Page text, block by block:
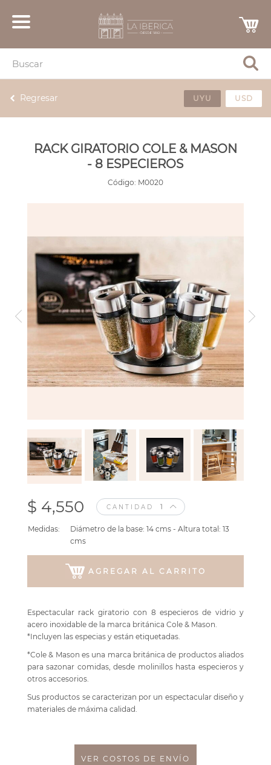
Regresar UYU USD
RACK GIRATORIO COLE & MASON
- 8 ESPECIEROS
Código: M0020
$ 4,550 CANTIDAD
Medidas:
Diámetro de la base: 14 cms - Altura total: 13
cms
AGREGAR AL CARRITO
Espectacular rack giratorio con 8 especieros de vidrio y
acero inoxidable de la marca británica Cole & Mason.
*Incluyen las especias y están etiquetadas.
*Cole & Mason es una marca británica de productos aliados
para sazonar comidas, desde molinillos hasta especieros y
otros accesorios.
Sus productos se caracterizan por un espectacular diseño y
materiales de máxima calidad.
VER COSTOS DE ENVÍO